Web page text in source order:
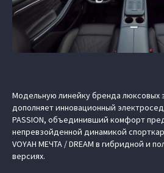
Модельную линейку бренда люксовых
дополняет инновационный
PASSION, объединивший комфорт
непревзойденной динамикой
VOYAH МЕЧТА / DREAM в гибридной и
версиях.